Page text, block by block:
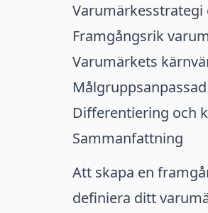
Varumärkesstrategi
Framgångsrik
Varumärkets
Differentiering och
Sammanfattning
Att skapa en
definiera ditt